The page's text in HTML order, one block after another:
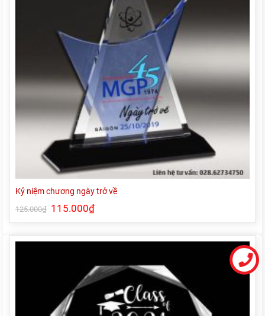
Kỷ niệm chương ngày trở về
125.000₫ Giá
gốc
là:
115.000₫Giá
hiện
tại
115.000₫.